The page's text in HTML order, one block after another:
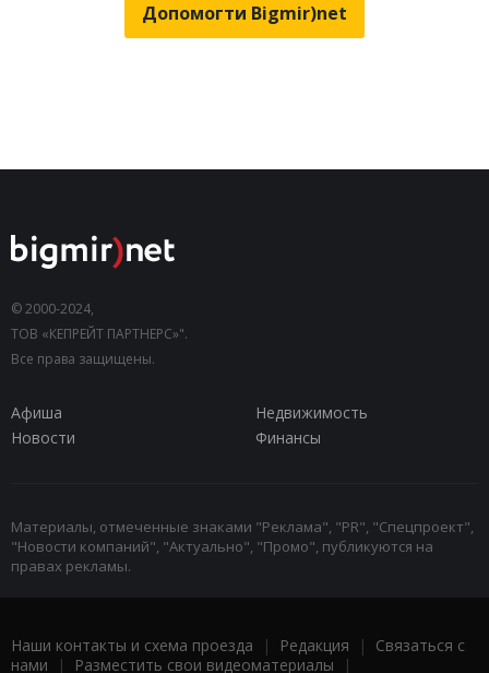
Допомогти Bigmir)net
© 2000-2024,
ТОВ «КЕПРЕЙТ ПАРТНЕРС»".
Все права защищены.
Афиша
Недвижимость
Новости
Финансы
Материалы, отмеченные знаками "Реклама", "PR", "Спецпроект",
"Новости компаний", "Актуально", "Промо", публикуются на
правах рекламы.
Наши контакты и схема проезда | Редакция | Связаться с
нами | Разместить свои видеоматериалы |